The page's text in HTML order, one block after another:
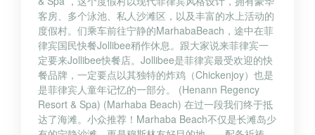
客房、多个泳池、私人沙滩区，以及丰富的水上活动的
度假村。们乘车前往宁静的MarhabaBeach，途中在菲
律宾国民快餐Jollibee稍作休息。跟大家说来菲律宾一
定要来Jollibee快餐店。Jollibee是菲律宾最受欢迎的快
餐品牌，一定要点以其独特的炸鸡（Chickenjoy）也是
是菲律宾人童年记忆的一部分。 (Henann Regency
Resort & Spa) (Marhaba Beach) 在过一段我们终于抵
达了海滩。小众推荐！Marhaba Beach不仅是长滩岛少